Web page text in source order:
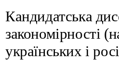
Кандидатська
закономірності
українських і